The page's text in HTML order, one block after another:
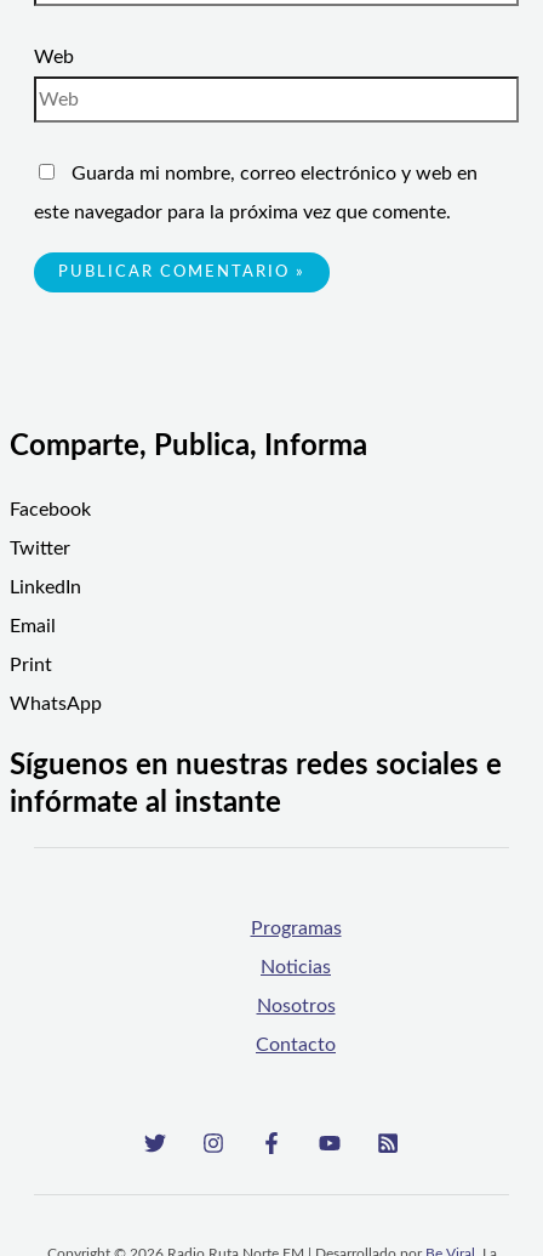
Web
Guarda mi nombre, correo electrónico y web en
este navegador para la próxima vez que comente.
Comparte, Publica, Informa
Facebook
Twitter
LinkedIn
Email
Print
WhatsApp
Síguenos en nuestras redes sociales e
infórmate al instante
Programas
Noticias
Nosotros
Contacto